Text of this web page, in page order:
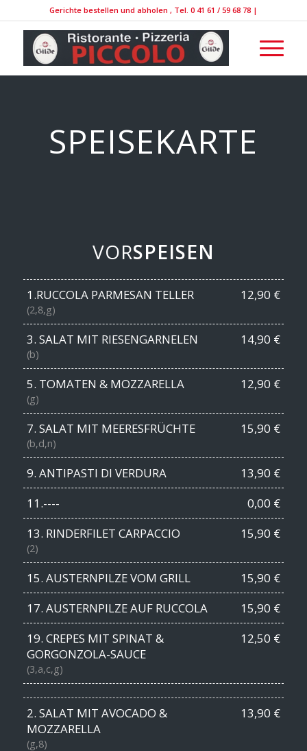
Gerichte bestellen und abholen , Tel. 0 41 61 / 59 68 78 |
SPEISEKARTE
VORSPEISEN
1.RUCCOLA PARMESAN TELLER 12,90 €
(2,8,g)
3. SALAT MIT RIESENGARNELEN 14,90 €
(b)
5. TOMATEN & MOZZARELLA 12,90 €
(g)
7. SALAT MIT MEERESFRÜCHTE 15,90 €
(b,d,n)
9. ANTIPASTI DI VERDURA
13,90 €
11.----
0,00 €
13. RINDERFILET CARPACCIO
15,90 €
(2)
15. AUSTERNPILZE VOM GRILL
15,90 €
17. AUSTERNPILZE AUF RUCCOLA
15,90 €
19. CREPES MIT SPINAT &
GORGONZOLA-SAUCE
12,50 €
(3,a,c,g)
2. SALAT MIT AVOCADO &
MOZZARELLA
13,90 €
(g,8)